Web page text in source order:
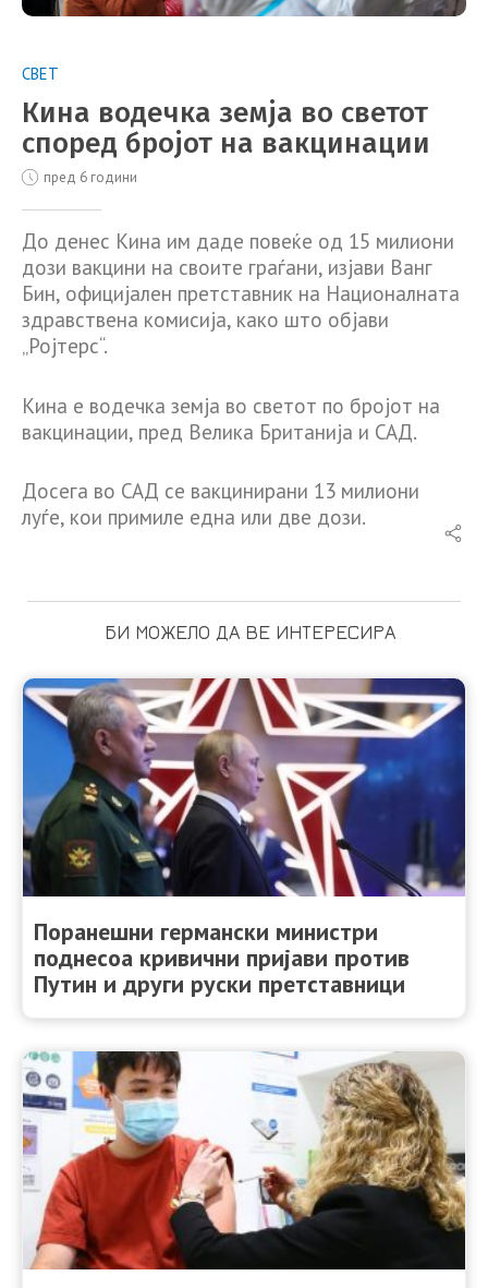
СВЕТ
Кина водечка земја во светот
според бројот на вакцинации
пред 6 години
До денес Кина им даде повеќе од 15 милиони
дози вакцини на своите граѓани, изјави Ванг
Бин, официјален претставник на Националната
здравствена комисија, како што објави
„Ројтерс“.
Кина е водечка земја во светот по бројот на
вакцинации, пред Велика Британија и САД.
Досега во САД се вакцинирани 13 милиони
луѓе, кои примиле една или две дози.
БИ МОЖЕЛО ДА ВЕ ИНТЕРЕСИРА
Поранешни германски министри
поднесоа кривични пријави против
Путин и други руски претставници